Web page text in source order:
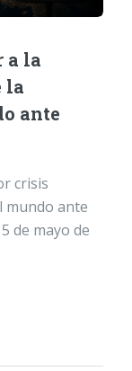
a la
la
ante
crisis
mundo ante
de mayo de